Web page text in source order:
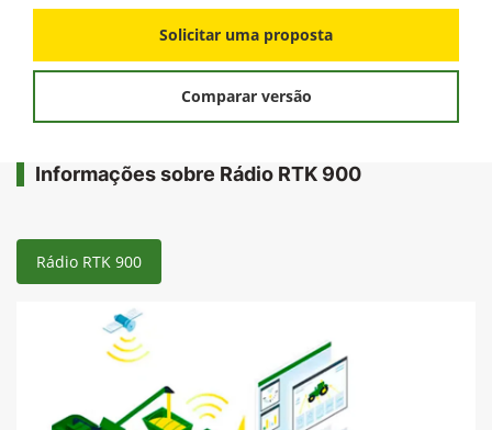
Solicitar uma proposta
Comparar versão
Informações sobre Rádio RTK 900
Rádio RTK 900